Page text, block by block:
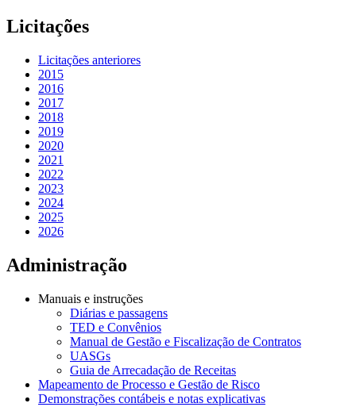
Licitações
Licitações anteriores
2015
2016
2017
2018
2019
2020
2021
2022
2023
2024
2025
2026
Administração
Manuais e instruções
Diárias e passagens
TED e Convênios
Manual de Gestão e Fiscalização de Contratos
UASGs
Guia de Arrecadação de Receitas
Mapeamento de Processo e Gestão de Risco
Demonstrações contábeis e notas explicativas